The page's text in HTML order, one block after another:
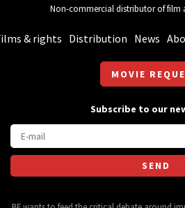
Non-commercial distributor of film
& rights Distribution News
MOVIE
Subscribe to our